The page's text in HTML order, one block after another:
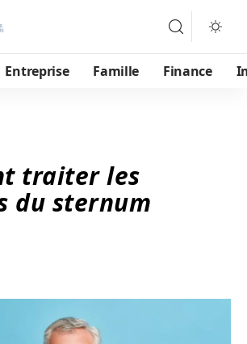
Entreprise Famille Finance
traiter les
du sternum